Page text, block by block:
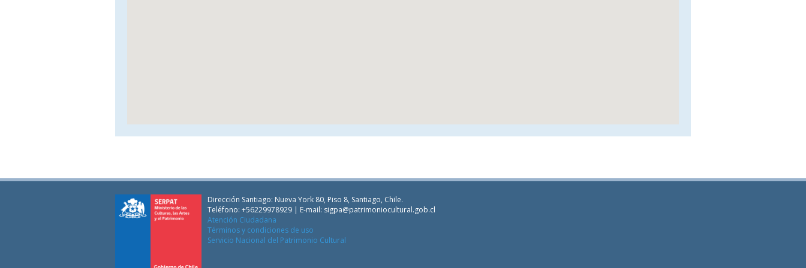
Dirección Santiago: Nueva York 80, Piso 8, Santiago, Chile.
Teléfono: +56229978929 | E-mail: sigpa@patrimoniocultural.gob.cl
Atención Ciudadana
Términos y condiciones de uso
Servicio Nacional del Patrimonio Cultural